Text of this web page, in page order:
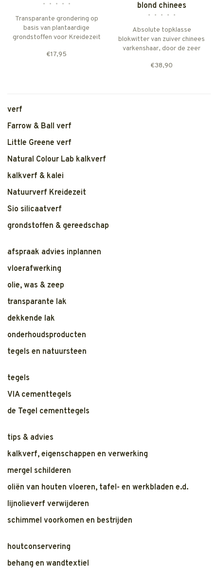
• • • • •
Transparante grondering op
basis van plantaardige
grondstoffen voor Kreidezeit
Rendement 40-60 m2.
€17,95
blond chinees
varkenshaar. ovaal 130 x
60 mm
• • • • •
Absolute topklasse
blokwitter van zuiver chinees
varkenshaar, door de zeer
staat deze kwast garant voor
€38,90
verf
Farrow & Ball verf
Little Greene verf
Natural Colour Lab kalkverf
kalkverf & kalei
Natuurverf Kreidezeit
Sio silicaatverf
grondstoffen & gereedschap
afspraak advies inplannen
vloerafwerking
olie, was & zeep
transparante lak
dekkende lak
onderhoudsproducten
tegels en natuursteen
tegels
VIA cementtegels
de Tegel cementtegels
tips & advies
kalkverf, eigenschappen en verwerking
mergel schilderen
oliën van houten vloeren, tafel- en werkbladen e.d.
lijnolieverf verwijderen
schimmel voorkomen en bestrijden
houtconservering
behang en wandtextiel